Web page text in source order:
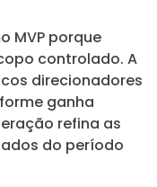
MVP porque
controlado. A
direcionadores
ganha
refina as
do período